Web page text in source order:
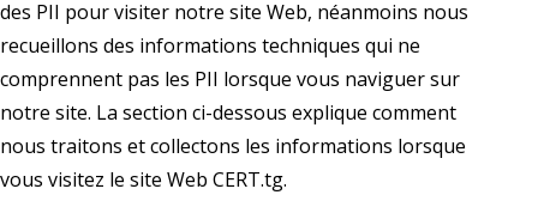
des PII pour visiter notre site Web, néanmoins nous
recueillons des informations techniques qui ne
comprennent pas les PII lorsque vous naviguer sur
notre site. La section ci-dessous explique comment
nous traitons et collectons les informations lorsque
vous visitez le site Web CERT.tg.